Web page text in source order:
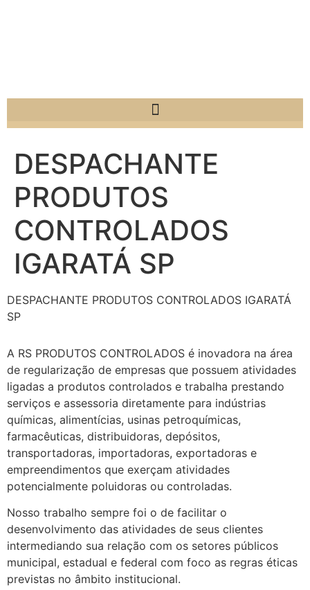
DESPACHANTE
PRODUTOS
CONTROLADOS
IGARATÁ SP
DESPACHANTE PRODUTOS CONTROLADOS IGARATÁ
SP
A RS PRODUTOS CONTROLADOS é inovadora na área
de regularização de empresas que possuem atividades
ligadas a produtos controlados e trabalha prestando
serviços e assessoria diretamente para indústrias
químicas, alimentícias, usinas petroquímicas,
farmacêuticas, distribuidoras, depósitos,
transportadoras, importadoras, exportadoras e
empreendimentos que exerçam atividades
potencialmente poluidoras ou controladas.
Nosso trabalho sempre foi o de facilitar o
desenvolvimento das atividades de seus clientes
intermediando sua relação com os setores públicos
municipal, estadual e federal com foco as regras éticas
previstas no âmbito institucional.